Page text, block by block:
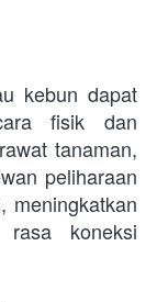
kebun dapat
fisik dan
tanaman,
peliharaan
meningkatkan
koneksi